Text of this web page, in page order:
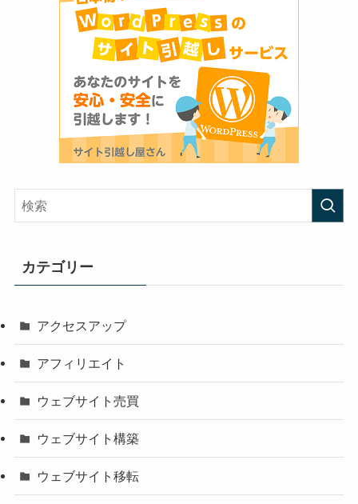
カテゴリー
アクセスアップ
アフィリエイト
ウェブサイト売買
ウェブサイト構築
ウェブサイト移転